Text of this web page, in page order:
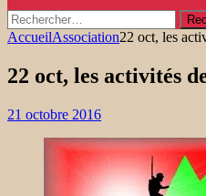
Rechercher :
AccueilAssociation22 oct, les
22 oct, les activités
21 octobre 2016